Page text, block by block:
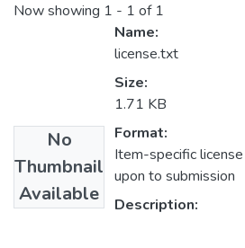
Now showing 1 - 1 of 1
No
Thumbnail
Available
Name:
license.txt
Size:
1.71 KB
Format:
Item-specific
upon to submission
Description: